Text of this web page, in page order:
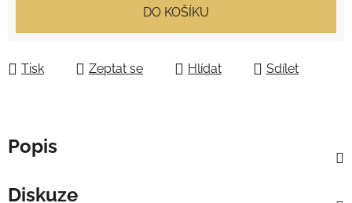
DO KOŠÍKU
Tisk Zeptat se Hlídat Sdílet
Popis
Diskuze